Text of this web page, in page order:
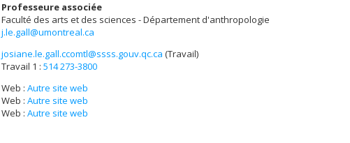
Professeure associée
Faculté des arts et des sciences - Département d'anthropologie
j.le.gall@umontreal.ca
Courriels
josiane.le.gall.ccomtl@ssss.gouv.qc.ca (Travail)
Travail 1 : 514 273-3800
Web : Autre site web
Web : Autre site web
Web : Autre site web